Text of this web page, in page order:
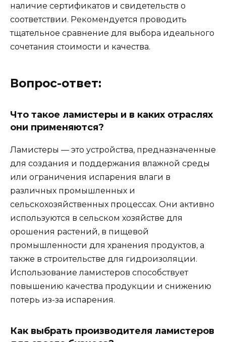
наличие сертификатов и свидетельств о
соответствии. Рекомендуется проводить
тщательное сравнение для выбора идеального
сочетания стоимости и качества.
Вопрос-ответ:
Что такое ламистеры и в каких отраслях
они применяются?
Ламистеры — это устройства, предназначенные
для создания и поддержания влажной среды
или ограничения испарения влаги в
различных промышленных и
сельскохозяйственных процессах. Они активно
используются в сельском хозяйстве для
орошения растений, в пищевой
промышленности для хранения продуктов, а
также в строительстве для гидроизоляции.
Использование ламистеров способствует
повышению качества продукции и снижению
потерь из-за испарения.
Как выбрать производителя ламистеров